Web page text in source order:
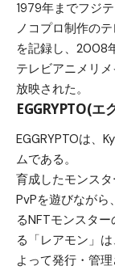
1979年までフジ
ノコプロ制作の
を記録し、2008
テレビアニメリ
放映された。
EGGRYPTO(エ
EGGRYPTOは、
ムである。
育成したモンス
PvPを遊びながら
るNFTモンスタ
る「レアモン」
よって発行・管